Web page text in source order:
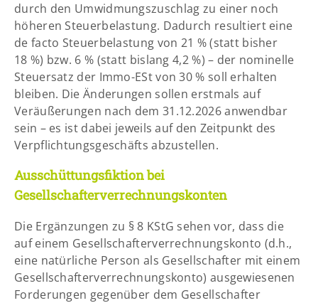
durch den Umwidmungszuschlag zu einer noch
höheren Steuerbelastung. Dadurch resultiert eine
de facto Steuerbelastung von 21 % (statt bisher
18 %) bzw. 6 % (statt bislang 4,2 %) – der nominelle
Steuersatz der Immo-ESt von 30 % soll erhalten
bleiben. Die Änderungen sollen erstmals auf
Veräußerungen nach dem 31.12.2026 anwendbar
sein – es ist dabei jeweils auf den Zeitpunkt des
Verpflichtungsgeschäfts abzustellen.
Ausschüttungsfiktion bei
Gesellschafterverrechnungskonten
Die Ergänzungen zu § 8 KStG sehen vor, dass die
auf einem Gesellschafterverrechnungskonto (d.h.,
eine natürliche Person als Gesellschafter mit einem
Gesellschafterverrechnungskonto) ausgewiesenen
Forderungen gegenüber dem Gesellschafter